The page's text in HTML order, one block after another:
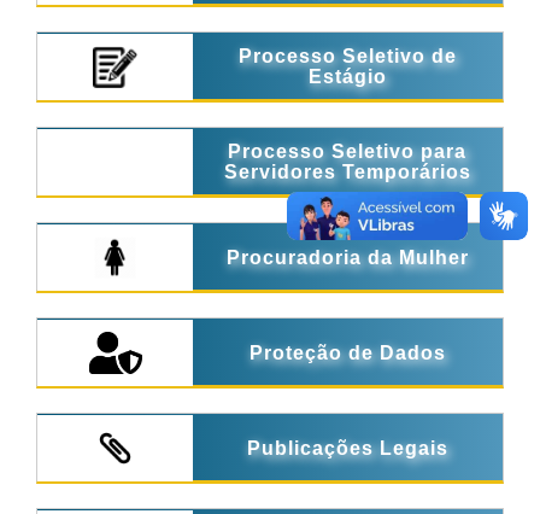
Processo Seletivo de
Estágio
Processo Seletivo para
Servidores Temporários
Procuradoria da Mulher
Proteção de Dados
Publicações Legais